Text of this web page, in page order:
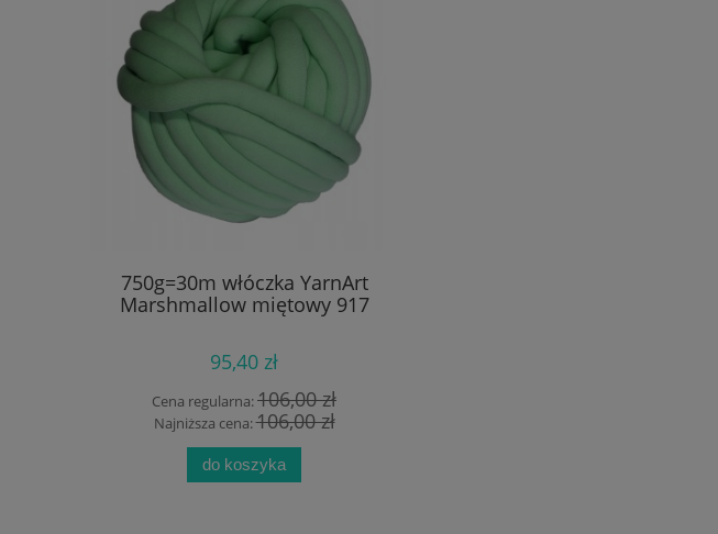
750g=30m włóczka YarnArt
Marshmallow miętowy 917
95,40 zł
Cena regularna:106,00 zł
Najniższa cena:106,00 zł
do koszyka